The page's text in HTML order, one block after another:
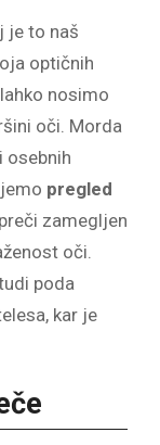
je to naš
optičnih
nosimo
oči. Morda
osebnih
pregled
zamegljen
oči.
poda
kar je